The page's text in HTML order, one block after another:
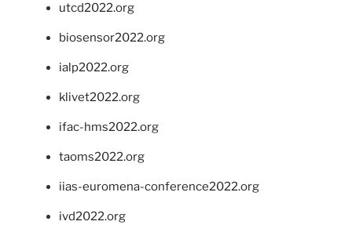
utcd2022.org
biosensor2022.org
ialp2022.org
klivet2022.org
ifac-hms2022.org
taoms2022.org
iias-euromena-conference2022.org
ivd2022.org